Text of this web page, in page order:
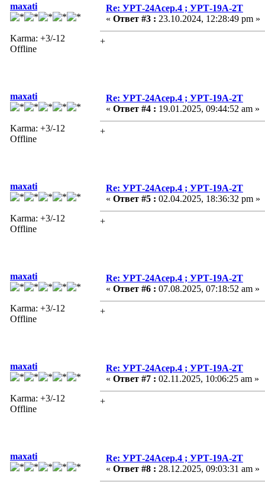
maxati
Karma: +3/-12
Offline
Re: УРТ-24Асер.4 ; УРТ-19А-2Т
« Ответ #3 : 23.10.2024, 12:28:49 pm »
+
maxati
Karma: +3/-12
Offline
Re: УРТ-24Асер.4 ; УРТ-19А-2Т
« Ответ #4 : 19.01.2025, 09:44:52 am »
+
maxati
Karma: +3/-12
Offline
Re: УРТ-24Асер.4 ; УРТ-19А-2Т
« Ответ #5 : 02.04.2025, 18:36:32 pm »
+
maxati
Karma: +3/-12
Offline
Re: УРТ-24Асер.4 ; УРТ-19А-2Т
« Ответ #6 : 07.08.2025, 07:18:52 am »
+
maxati
Karma: +3/-12
Offline
Re: УРТ-24Асер.4 ; УРТ-19А-2Т
« Ответ #7 : 02.11.2025, 10:06:25 am »
+
maxati
Re: УРТ-24Асер.4 ; УРТ-19А-2Т
« Ответ #8 : 28.12.2025, 09:03:31 am »